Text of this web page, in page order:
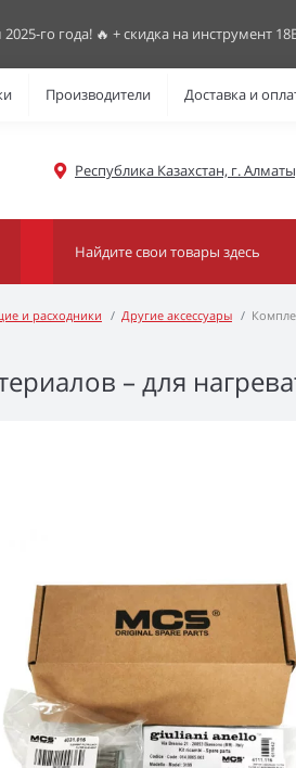
го года! 🔥 + скидка на инструмент
Производители Доставка и
Республика Казахстан, г.
и расходники Другие аксессуары
– для